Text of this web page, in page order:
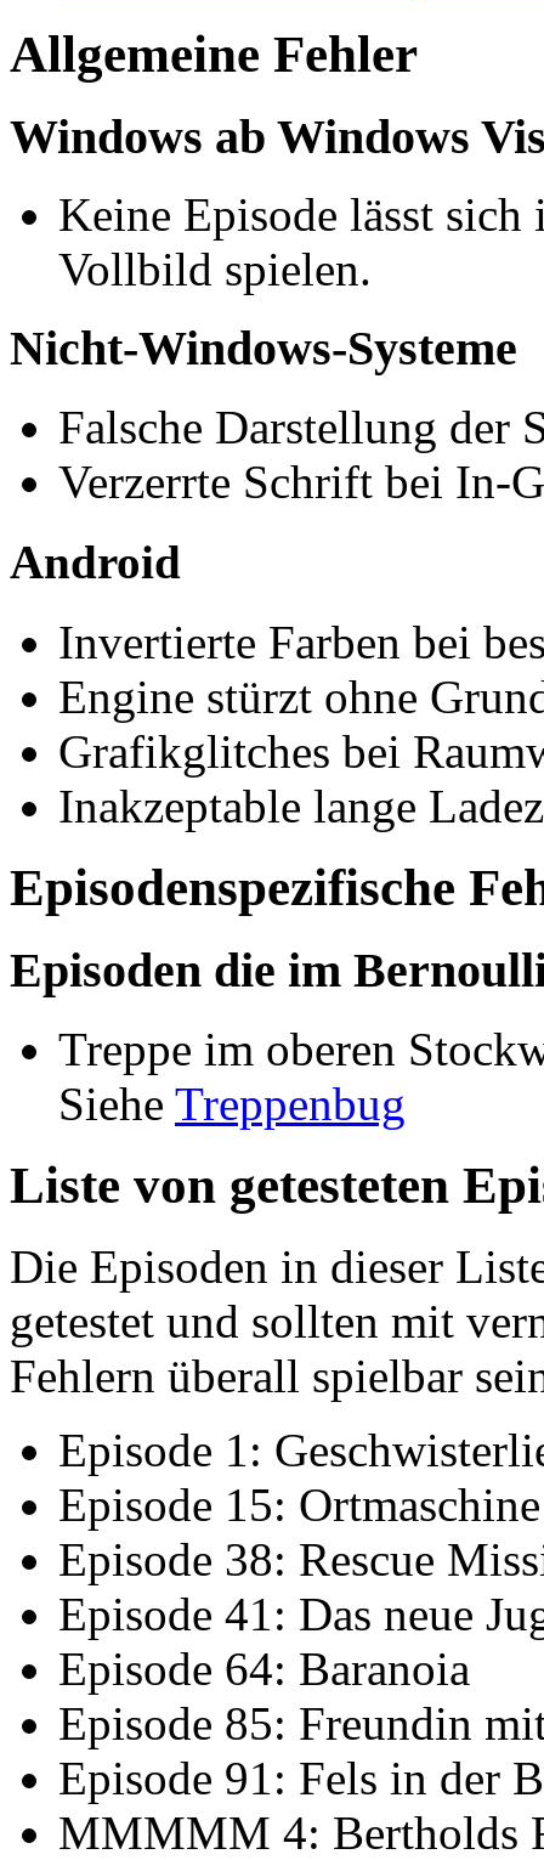
Allgemeine Fehler
Windows ab Windows
Keine Episode lässt
Vollbild spielen.
Nicht-Windows-Systeme
Falsche Darstellung der
Verzerrte Schrift bei In-
Android
Invertierte Farben bei
Engine stürzt ohne
Grafikglitches bei
Inakzeptable lange
Episodenspezifische
Episoden die im
Treppe im oberen
Siehe Treppenbug
Liste von getesteten
Die Episoden in dieser
getestet und sollten mit
Fehlern überall spielbar
Episode 1:
Episode 15:
Episode 38: Rescue
Episode 41: Das neue
Episode 64: Baranoia
Episode 85: Freundin
Episode 91: Fels in der
MMMMM 4: Bertholds